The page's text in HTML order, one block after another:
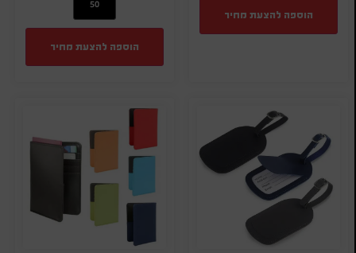
הוספה להצעת מחיר
הוספה להצעת מחיר